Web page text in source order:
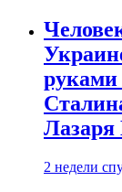
руками
Лазаря
2 недели